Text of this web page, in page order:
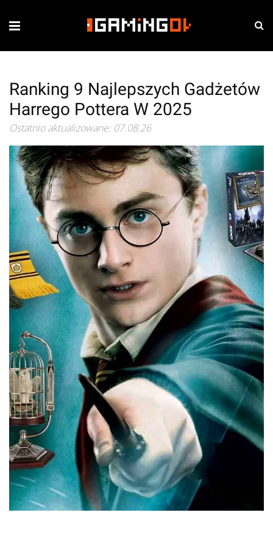
Ranking 9 Najlepszych Gadżetów
Harrego Pottera W 2025
Ostatnio aktualizowane: 07.08.26